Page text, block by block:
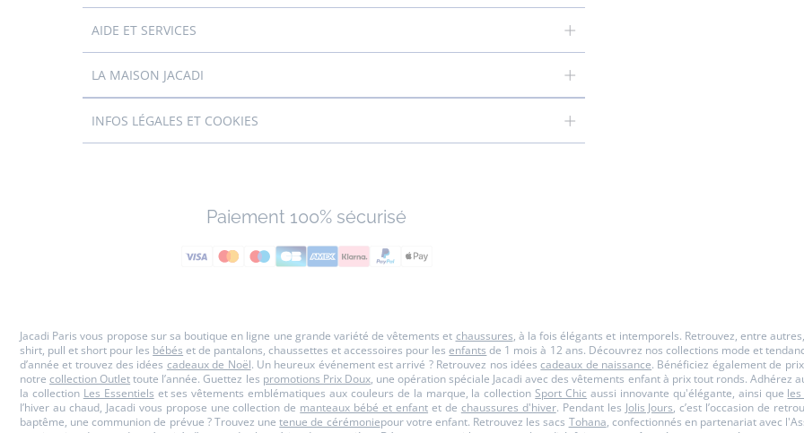
AIDE ET SERVICES
LA MAISON JACADI
INFOS LÉGALES ET COOKIES
Paiement 100% sécurisé
Jacadi Paris vous propose sur sa boutique en ligne une grande variété de vêtements et chaussures, à la fois élégants et intemporels. Retrouvez, entre
shirt, pull et short pour les bébés et de pantalons, chaussettes et accessoires pour lesenfants de 1 mois à 12 ans. Découvrez nos collections mode et
d’année et trouvez des idées cadeaux de Noël. Un heureux événement est arrivé ? Retrouvez nos idéescadeaux de naissance. Bénéficiez également de
notrecollection Outlettoute l’année. Guettez les promotions Prix Doux, une opération spéciale Jacadi avec des vêtements enfant à prix tout ronds. Adhérez
la collection Les Essentiels et ses vêtements emblématiques aux couleurs de la marque, la collectionSport Chic aussi innovante qu'élégante, ainsi que
l’hiver au chaud, Jacadi vous propose une collection de manteaux bébé et enfant et de chaussures d'hiver. Pendant les Jolis Jours, c’est l’occasion de
baptême, une communion de prévue ? Trouvez unetenue de cérémoniepour votre enfant. Retrouvez les sacs Tohana, confectionnés en partenariat avec